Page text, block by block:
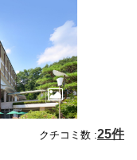
クチコミ数 :25件